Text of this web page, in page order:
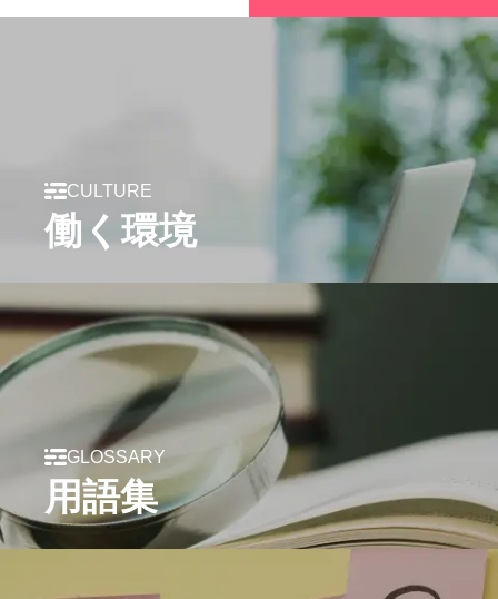
CULTURE
働く環境
GLOSSARY
用語集